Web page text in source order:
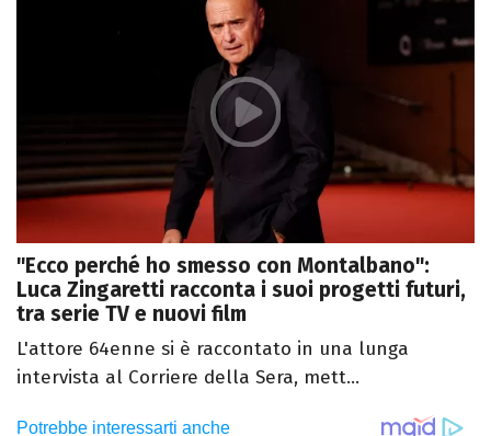
"Ecco perché ho smesso con Montalbano":
Luca Zingaretti racconta i suoi progetti futuri,
tra serie TV e nuovi film
L'attore 64enne si è raccontato in una lunga
intervista al Corriere della Sera, mett...